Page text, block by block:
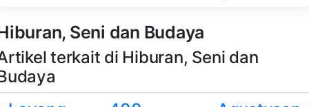
Seni dan Budaya
terkait di Hiburan, Seni dan